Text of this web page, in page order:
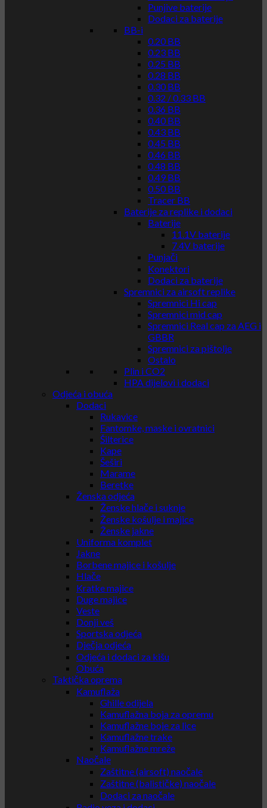
Punjive baterije
Dodaci za baterije
BB-i
0.20 BB
0.23 BB
0.25 BB
0.28 BB
0.30 BB
0.32 / 0.33 BB
0.36 BB
0.40 BB
0.43 BB
0.45 BB
0.46 BB
0.48 BB
0.49 BB
0.50 BB
Tracer BB
Baterije za replike i dodaci
Baterije
11.1V baterije
7.4V baterije
Punjači
Konektori
Dodaci za baterije
Spremnici za airsoft replike
Spremnici Hi cap
Spremnici mid cap
Spremnici Real cap za AEG i
GBBR
Spremnici za pištolje
Ostalo
Plin i CO2
HPA dijelovi i dodaci
Odjeća i obuća
Dodaci
Rukavice
Fantomke, maske i ovratnici
Šilterice
Kape
Šeširi
Marame
Beretke
Ženska odjeća
Ženske hlače i suknje
Ženske košulje i majice
Ženske jakne
Uniforma komplet
Jakne
Borbene majice i košulje
Hlače
Kratke majice
Duge majice
Veste
Donji veš
Sportska odjeća
Dječja odjeća
Odjeća i dodaci za kišu
Obuća
Taktička oprema
Kamuflaža
Ghille odijela
Kamuflažna boja za opremu
Kamuflažne boje za lice
Kamuflažne trake
Kamuflažne mreže
Naočale
Zaštitne (airsoft) naočale
Zaštitne (balističke) naočale
Dodaci za naočale